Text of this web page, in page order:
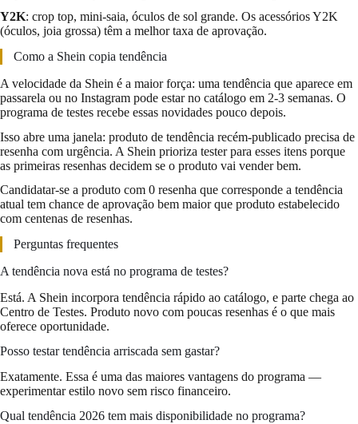
Y2K: crop top, mini-saia, óculos de sol grande. Os acessórios Y2K
(óculos, joia grossa) têm a melhor taxa de aprovação.
Como a Shein copia tendência
A velocidade da Shein é a maior força: uma tendência que aparece em
passarela ou no Instagram pode estar no catálogo em 2-3 semanas. O
programa de testes recebe essas novidades pouco depois.
Isso abre uma janela: produto de tendência recém-publicado precisa de
resenha com urgência. A Shein prioriza tester para esses itens porque
as primeiras resenhas decidem se o produto vai vender bem.
Candidatar-se a produto com 0 resenha que corresponde a tendência
atual tem chance de aprovação bem maior que produto estabelecido
com centenas de resenhas.
Perguntas frequentes
A tendência nova está no programa de testes?
Está. A Shein incorpora tendência rápido ao catálogo, e parte chega ao
Centro de Testes. Produto novo com poucas resenhas é o que mais
oferece oportunidade.
Posso testar tendência arriscada sem gastar?
Exatamente. Essa é uma das maiores vantagens do programa —
experimentar estilo novo sem risco financeiro.
Qual tendência 2026 tem mais disponibilidade no programa?